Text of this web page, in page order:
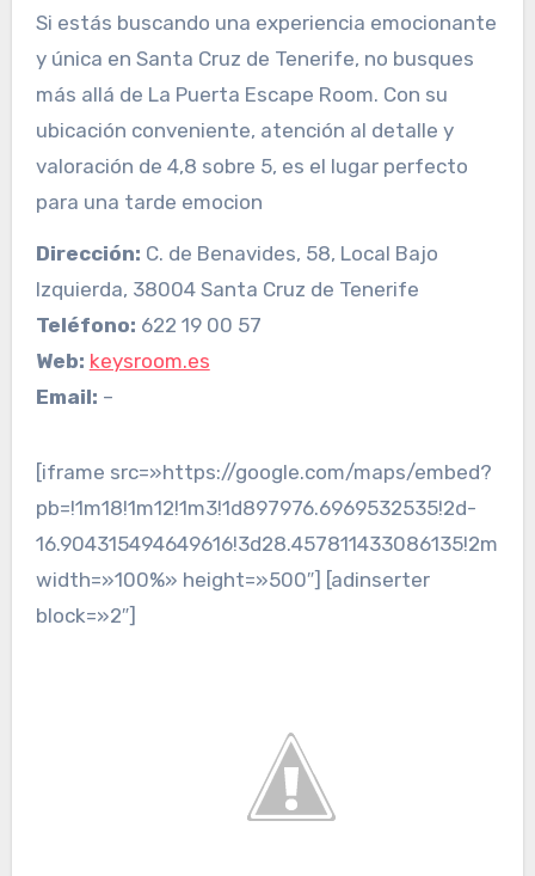
Si estás buscando una experiencia emocionante
y única en Santa Cruz de Tenerife, no busques
más allá de La Puerta Escape Room. Con su
ubicación conveniente, atención al detalle y
valoración de 4,8 sobre 5, es el lugar perfecto
para una tarde emocion
Dirección: C. de Benavides, 58, Local Bajo
Izquierda, 38004 Santa Cruz de Tenerife
Teléfono: 622 19 00 57
Web: keysroom.es
Email: –
[iframe src=»https://google.com/maps/embed?
pb=!1m18!1m12!1m3!1d897976.6969532535!2d-
width=»100%» height=»500″] [adinserter
block=»2″]